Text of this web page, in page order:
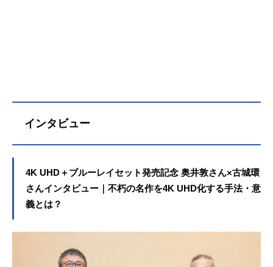
インタビュー
4K UHD＋ブルーレイセット発売記念 奥井敦さん×古城環
さんインタビュー｜不朽の名作を4K UHD化する手法・意
義とは？